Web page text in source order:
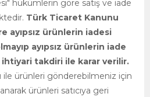
hükümlerin göre satış ve iade
Türk Ticaret Kanunu
ayıpsız ürünlerin iadesi
ayıpsız ürünlerin iade
ihtiyari takdiri ile karar verilir.
ile ürünleri gönderebilmeniz için
ürünleri satıcıya geri